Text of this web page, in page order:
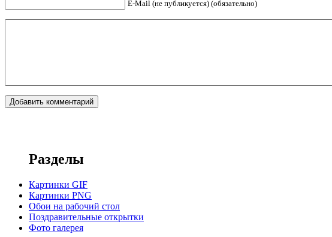
E-Mail (не публикуется) (обязательно)
Разделы
Картинки GIF
Картинки PNG
Обои на рабочий стол
Поздравительные открытки
Фото галерея